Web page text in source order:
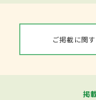
ご掲載に関
掲